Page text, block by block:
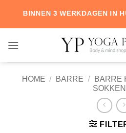
content
BINNEN 3 WERKDAGEN IN
HOME / BARRE / BARRE
SOKKEN